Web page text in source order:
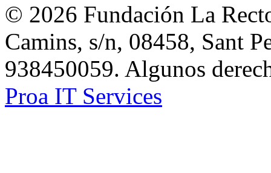
© 2026 Fundación La
Camins, s/n, 08458, Sant
938450059. Algunos
Proa IT Services